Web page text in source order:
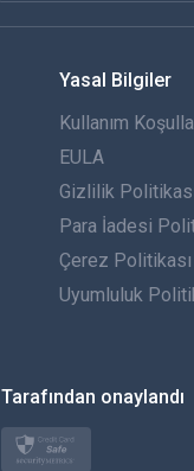
Français
Español
Português
İtalyan
Türkçe
Yasal Bilgiler
Kullanım
EULA
Gizlilik
Para İadesi
Çerez Politikası
Uyumluluk
Tarafından onaylandı